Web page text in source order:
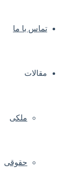
تماس با ما
مقالات
ملکی
حقوقی